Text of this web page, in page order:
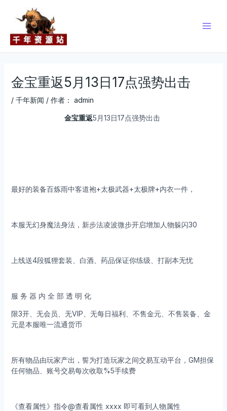
金宝重返5月13日17点强势出击
/ 千年新闻 / 作者： admin
金宝重返5月13日17点强势出击
最好的装备百炼雨中客道袍+太极武器+太极牌+内衣一件，
本服无幻身魔法身法，新步法凌波微步开启增加人物躲闪30
上线送4段狐狸套装、白酒、药品保证你练级、打副本无忧
服 务 器 内 全 部 透 明 化
限3开、无会员、无VIP、无每日福利、不售金元、不售装备、金
元是本服唯一流通货币
所有物品由玩家产出，誓为打造玩家之间交易互动平台，GM担保
任何物品、账号交易每次收取%5手续费
《查看属性》指令@查看属性 xxxx 即可看到人物属性
navigation